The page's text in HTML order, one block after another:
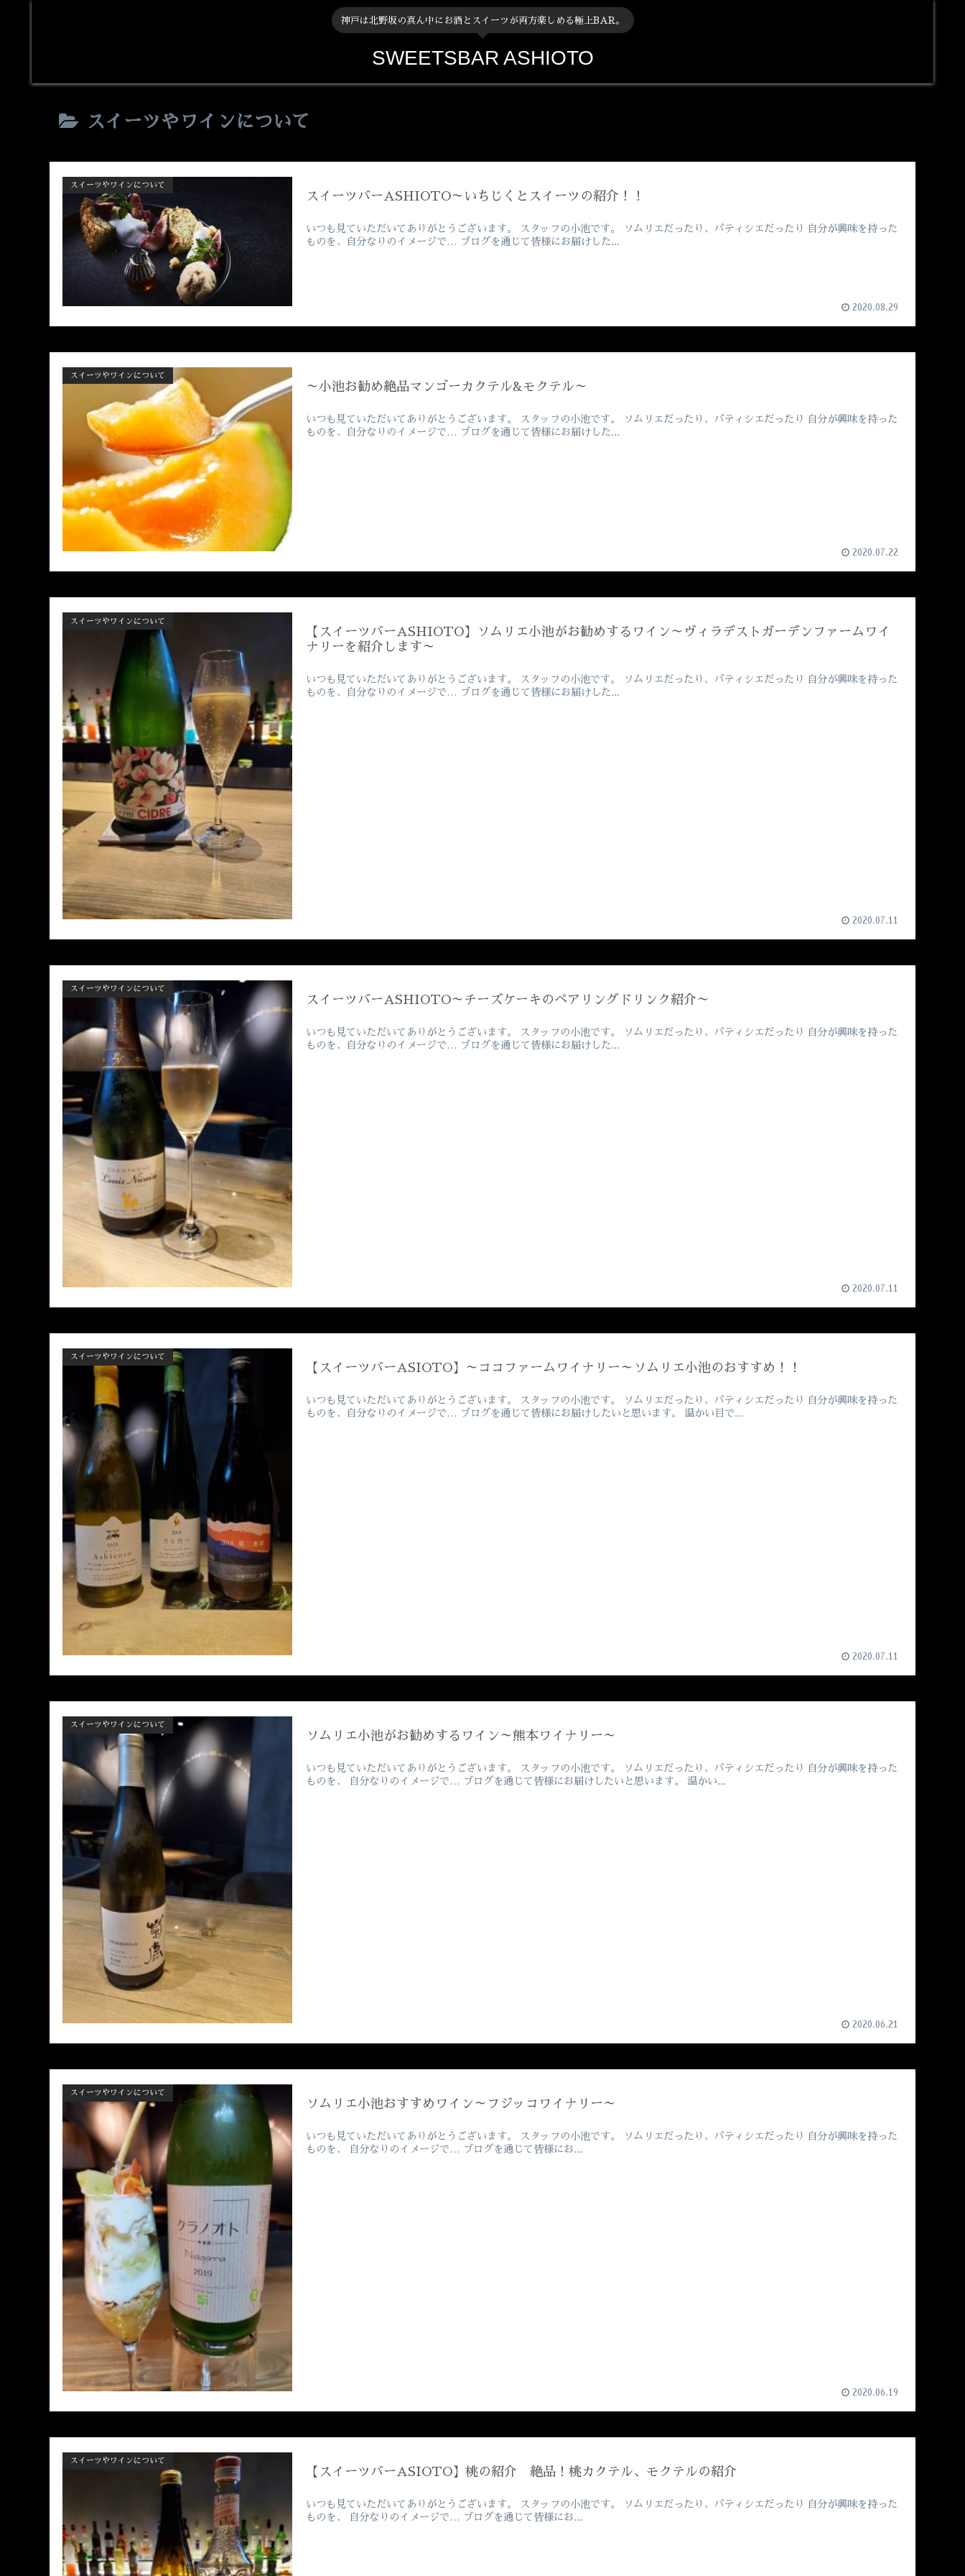
神戸は北野坂の真ん中にお酒とスイーツが両方楽しめる極上BAR。
SWEETSBAR ASHIOTO
スイーツやワインについて
スイーツやワインについて
スイーツバーASHIOTO～いちじくとスイーツの紹介！！
いつも見ていただいてありがとうございます。 スタッフの小池です。 ソムリエだったり、パティシエだったり 自分が興味を持った
ものを、自分なりのイメージで… ブログを通じて皆様にお届けした...
2020.08.29
スイーツやワインについて
～小池お勧め絶品マンゴーカクテル&モクテル～
いつも見ていただいてありがとうございます。 スタッフの小池です。 ソムリエだったり、パティシエだったり 自分が興味を持った
ものを、自分なりのイメージで… ブログを通じて皆様にお届けした...
2020.07.22
スイーツやワインについて
【スイーツバーASHIOTO】ソムリエ小池がお勧めするワイン～ヴィラデストガーデンファームワイ
ナリーを紹介します～
いつも見ていただいてありがとうございます。 スタッフの小池です。 ソムリエだったり、パティシエだったり 自分が興味を持った
ものを、自分なりのイメージで… ブログを通じて皆様にお届けした...
2020.07.11
スイーツやワインについて
スイーツバーASHIOTO～チーズケーキのペアリングドリンク紹介～
いつも見ていただいてありがとうございます。 スタッフの小池です。 ソムリエだったり、パティシエだったり 自分が興味を持った
ものを、自分なりのイメージで… ブログを通じて皆様にお届けした...
2020.07.11
スイーツやワインについて
【スイーツバーASIOTO】～ココファームワイナリー～ソムリエ小池のおすすめ！！
いつも見ていただいてありがとうございます。 スタッフの小池です。 ソムリエだったり、パティシエだったり 自分が興味を持った
ものを、自分なりのイメージで… ブログを通じて皆様にお届けしたいと思います。 温かい目で...
2020.07.11
スイーツやワインについて
ソムリエ小池がお勧めするワイン～熊本ワイナリー～
いつも見ていただいてありがとうございます。 スタッフの小池です。 ソムリエだったり、パティシエだったり 自分が興味を持った
ものを、 自分なりのイメージで… ブログを通じて皆様にお届けしたいと思います。 温かい...
2020.06.21
スイーツやワインについて
ソムリエ小池おすすめワイン～フジッコワイナリー～
いつも見ていただいてありがとうございます。 スタッフの小池です。 ソムリエだったり、パティシエだったり 自分が興味を持った
ものを、 自分なりのイメージで… ブログを通じて皆様にお...
2020.06.19
スイーツやワインについて
【スイーツバーASIOTO】桃の紹介 絶品！桃カクテル、モクテルの紹介
いつも見ていただいてありがとうございます。 スタッフの小池です。 ソムリエだったり、パティシエだったり 自分が興味を持った
ものを、 自分なりのイメージで… ブログを通じて皆様にお...